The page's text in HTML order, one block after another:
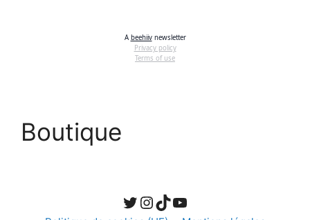
Boutique
Twitter
Instagram
TikTok
YouTube